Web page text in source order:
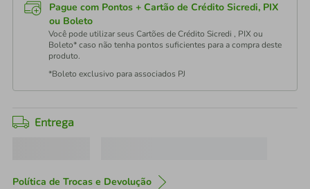
Pague com Pontos + Cartão de Crédito Sicredi, PIX
ou Boleto
Você pode utilizar seus Cartões de Crédito Sicredi , PIX ou
Boleto* caso não tenha pontos suficientes para a compra deste
produto.
*Boleto exclusivo para associados PJ
Entrega
Política de Trocas e Devolução